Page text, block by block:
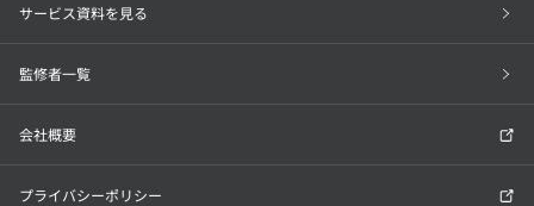
サービス資料を見る
監修者一覧
会社概要
プライバシーポリシー